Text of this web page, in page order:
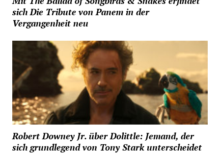
sich Die Tribute von Panem in der
Vergangenheit neu
Robert Downey Jr. über Dolittle: Jemand, der
sich grundlegend von Tony Stark unterscheidet